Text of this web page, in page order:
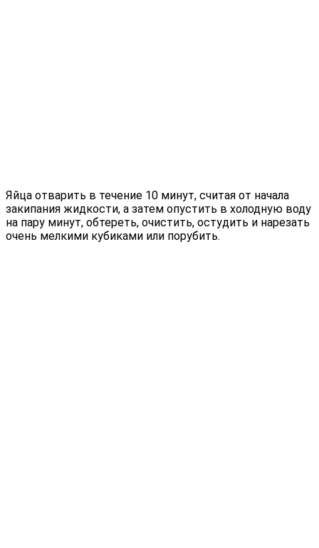
Яйца отварить в течение 10 минут, считая от начала
закипания жидкости, а затем опустить в холодную воду
на пару минут, обтереть, очистить, остудить и нарезать
очень мелкими кубиками или порубить.